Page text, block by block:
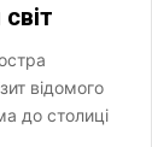
відомого
до столиці